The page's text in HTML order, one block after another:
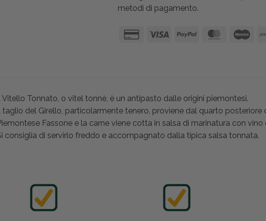
metodi di pagamento.
Vitello Tonnato, o vitel tonnè, è un antipasto dalle origini piemontesi.
taglio del Girello, particolarmente tenero, proviene dal quarto posteriore
Fassone e la carne viene cotta in salsa di marinatura con vino
consiglia di servirlo freddo e accompagnato dalla tipica salsa tonnata.